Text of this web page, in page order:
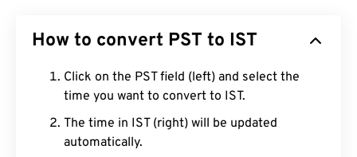
How to convert PST to IST
Click on the PST field (left) and select the
time you want to convert to IST.
The time in IST (right) will be updated
automatically.